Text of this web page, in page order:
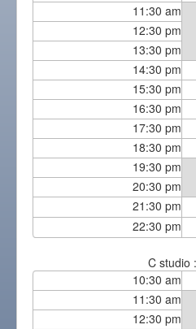
11:30 am
12:30 pm
13:30 pm
14:30 pm
15:30 pm
16:30 pm
17:30 pm
18:30 pm
19:30 pm
20:30 pm
21:30 pm
22:30 pm
C studio
10:30 am
11:30 am
12:30 pm